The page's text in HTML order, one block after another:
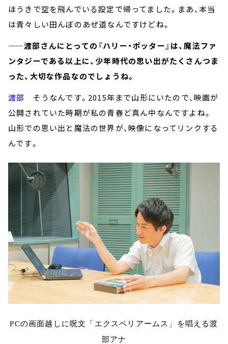
ほうきで空を飛んでいる設定で帰ってました。まあ、本当
は青々しい田んぼのあぜ道なんですけどね。
——渡部さんにとっての『ハリー・ポッター』は、魔法ファ
ンタジーである以上に、少年時代の思い出がたくさんつま
った、大切な作品なのでしょうね。
渡部
そうなんです。2015年まで山形にいたので、映画が
公開されていた時期が私の青春ど真ん中なんですよね。
山形での思い出と魔法の世界が、映像になってリンクする
んです。
PCの画面越しに呪文「エクスペリアームス」を唱える渡
部アナ